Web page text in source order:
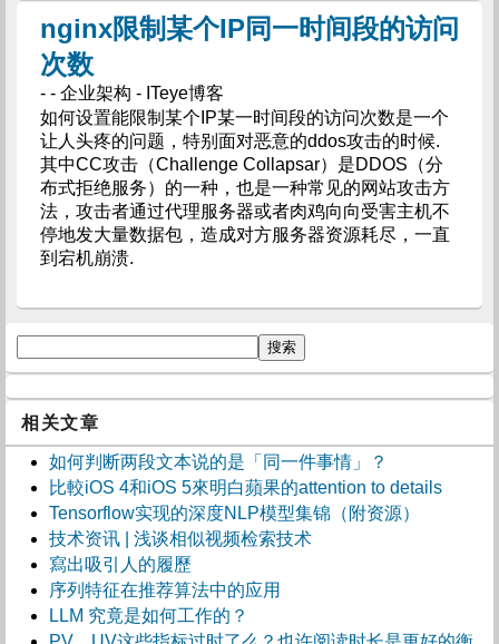
nginx限制某个IP同一时间段的访问
次数
- - 企业架构 - ITeye博客
如何设置能限制某个IP某一时间段的访问次数是一个
让人头疼的问题，特别面对恶意的ddos攻击的时候.
其中CC攻击（Challenge Collapsar）是DDOS（分
布式拒绝服务）的一种，也是一种常见的网站攻击方
法，攻击者通过代理服务器或者肉鸡向向受害主机不
停地发大量数据包，造成对方服务器资源耗尽，一直
到宕机崩溃.
相关文章
如何判断两段文本说的是「同一件事情」？
比較iOS 4和iOS 5來明白蘋果的attention to details
Tensorflow实现的深度NLP模型集锦（附资源）
技术资讯 | 浅谈相似视频检索技术
寫出吸引人的履歷
序列特征在推荐算法中的应用
LLM 究竟是如何工作的？